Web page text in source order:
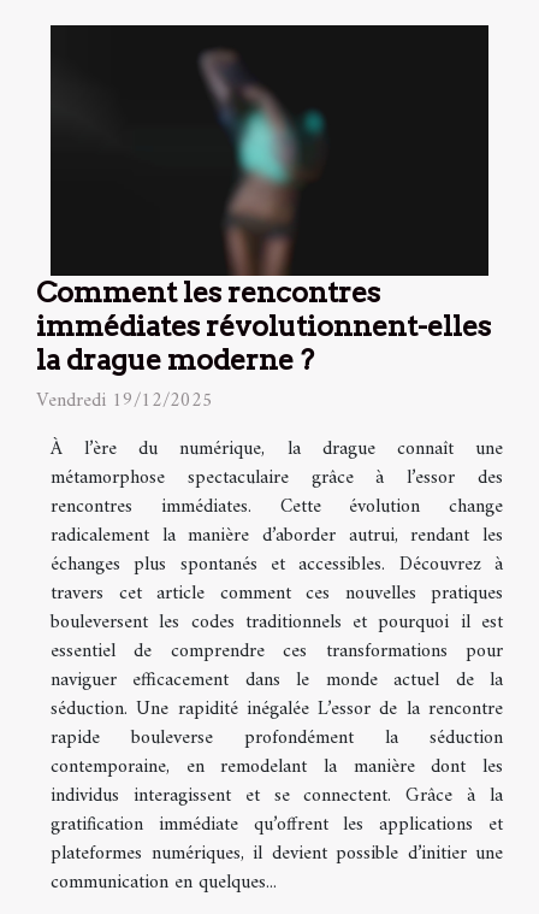
Comment les rencontres
immédiates révolutionnent-elles
la drague moderne ?
Vendredi 19/12/2025
À l’ère du numérique, la drague connaît une
métamorphose spectaculaire grâce à l’essor des
rencontres immédiates. Cette évolution change
radicalement la manière d’aborder autrui, rendant les
échanges plus spontanés et accessibles. Découvrez à
travers cet article comment ces nouvelles pratiques
bouleversent les codes traditionnels et pourquoi il est
essentiel de comprendre ces transformations pour
naviguer efficacement dans le monde actuel de la
séduction. Une rapidité inégalée L’essor de la rencontre
rapide bouleverse profondément la séduction
contemporaine, en remodelant la manière dont les
individus interagissent et se connectent. Grâce à la
gratification immédiate qu’offrent les applications et
plateformes numériques, il devient possible d’initier une
communication en quelques...